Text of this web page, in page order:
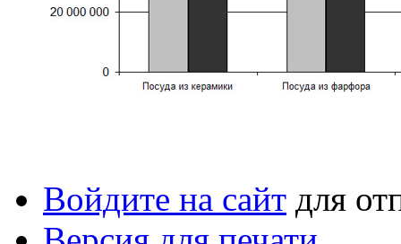
Войдите на сайт для